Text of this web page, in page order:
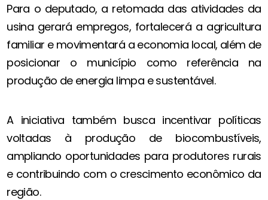
Para o deputado, a retomada das atividades da
usina gerará empregos, fortalecerá a agricultura
familiar e movimentará a economia local, além de
posicionar o município como referência na
produção de energia limpa e sustentável.
A iniciativa também busca incentivar políticas
voltadas à produção de biocombustíveis,
ampliando oportunidades para produtores rurais
e contribuindo com o crescimento econômico da
região.